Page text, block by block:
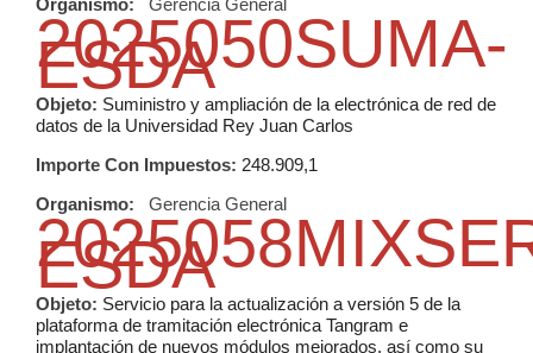
Organismo:
Gerencia General
2025050SUMA-
ESDA
Objeto: Suministro y ampliación de la electrónica de red de
datos de la Universidad Rey Juan Carlos
Importe Con Impuestos: 248.909,1
Organismo:
Gerencia General
ESDA
Objeto: Servicio para la actualización a versión 5 de la
plataforma de tramitación electrónica Tangram e
implantación de nuevos módulos mejorados, así como su